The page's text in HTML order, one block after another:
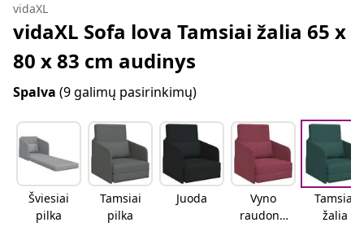
vidaXL
vidaXL Sofa lova Tamsiai žalia 65 x
80 x 83 cm audinys
Spalva (9 galimų pasirinkimų)
Šviesiai
pilka
Tamsiai
pilka
Juoda
Vyno
raudonu
Tamsiai
žalia